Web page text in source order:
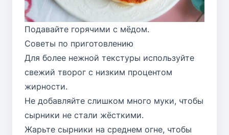
Подавайте горячими с мёдом.
Советы по приготовлению
Для более нежной текстуры используйте
свежий творог с низким процентом
жирности.
Не добавляйте слишком много муки, чтобы
сырники не стали жёсткими.
Жарьте сырники на среднем огне, чтобы